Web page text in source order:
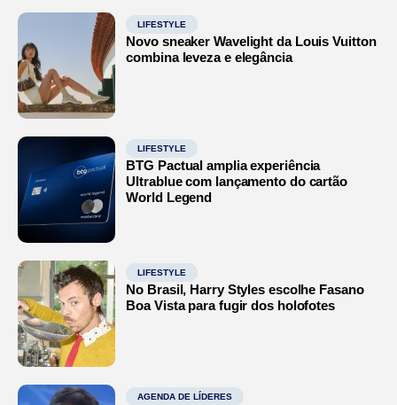
LIFESTYLE
Novo sneaker Wavelight da Louis Vuitton
combina leveza e elegância
LIFESTYLE
BTG Pactual amplia experiência
Ultrablue com lançamento do cartão
World Legend
LIFESTYLE
No Brasil, Harry Styles escolhe Fasano
Boa Vista para fugir dos holofotes
AGENDA DE LÍDERES